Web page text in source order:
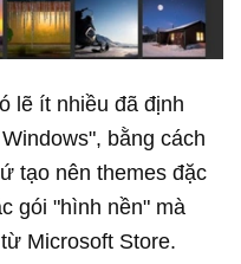
lẽ ít nhiều đã định
bằng cách
tạo nên themes đặc
gói "hình nền" mà
Microsoft Store.